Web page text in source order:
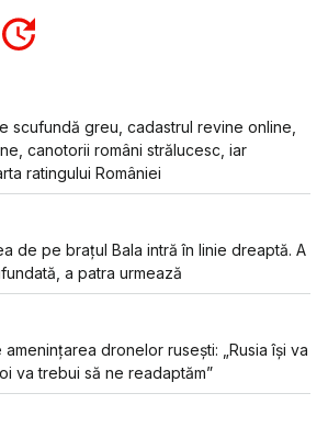
scufundă greu, cadastrul revine online,
canotorii români strălucesc, iar
ratingului României
de pe brațul Bala intră în linie dreaptă. A
a patra urmează
dronelor rusești: „Rusia își va
va trebui să ne readaptăm”